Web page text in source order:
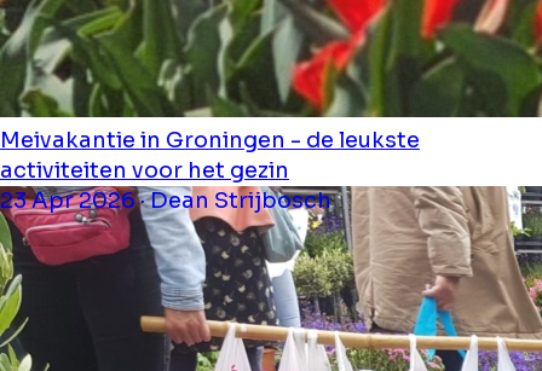
Meivakantie in Groningen - de leukste
activiteiten voor het gezin
23 Apr 2026 · Dean Strijbosch